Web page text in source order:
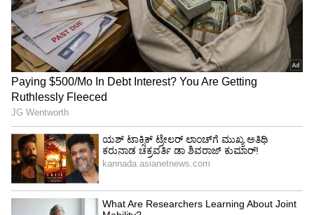
ಈ ಕಾರಿನಲ್ಲಿ BMW ಯ ಐಕಾನಿಕ್ 3.0-ಲೀಟರ್ B58
ಇನ್‌ಲೈನ್ ಆರು-ಸಿಲಿಂಡರ್ ಟರ್ಬೋ ಪೆಟ್ರೋಲ್ ಎಂಜಿನ್
ಅಳವಡಿಸಲಾಗಿದ್ದು, ಇದು 374 hp ಶಕ್ತಿ ಮತ್ತು 500 Nm
ಗರಿಷ್ಠ ಟಾರ್ಕ್ ಉತ್ಪಾದಿಸುತ್ತದೆ. ಕೇವಲ 4.9 ಸೆಕೆಂಡುಗಳಲ್ಲಿ 0
ರಿಂದ 100 ಕಿಮೀ/ಗಂ ವೇಗ ತಲುಪುವ ಸಾಮರ್ಥ್ಯ
ಕನ್ವರ್ಟಿಬಲ್ ಕಾರುಗಳಲ್ಲಿ ಒಂದಾಗಿದೆ. ಗರಿಷ್ಠ ವೇಗವನ್ನು 250
ಕಿಮೀ/ಗಂಗೆ ಎಲೆಕ್ಟ್ರಾನಿಕ್ ರೀತಿಯಲ್ಲಿ ಮಿತಿಗೊಳಿಸಲಾಗಿದೆ.